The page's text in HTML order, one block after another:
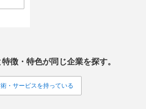
特徴・特色が同じ企業を探す。
・サービスを持っている